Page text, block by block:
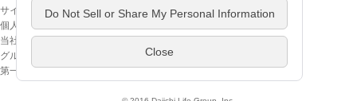
サイトマップ ソーシャルメディア公式アカウント
個人情報保護方針（個人情報の取扱いについて）
当社ホームページのご利用にあたってウェブアクセシビリティ
グループ利益相反管理基本方針の概要
第一ライフグループ公式ソーシャルメディアページ 利用規約